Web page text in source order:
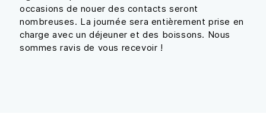
occasions de nouer des contacts seront
nombreuses. La journée sera entièrement prise en
charge avec un déjeuner et des boissons. Nous
sommes ravis de vous recevoir !